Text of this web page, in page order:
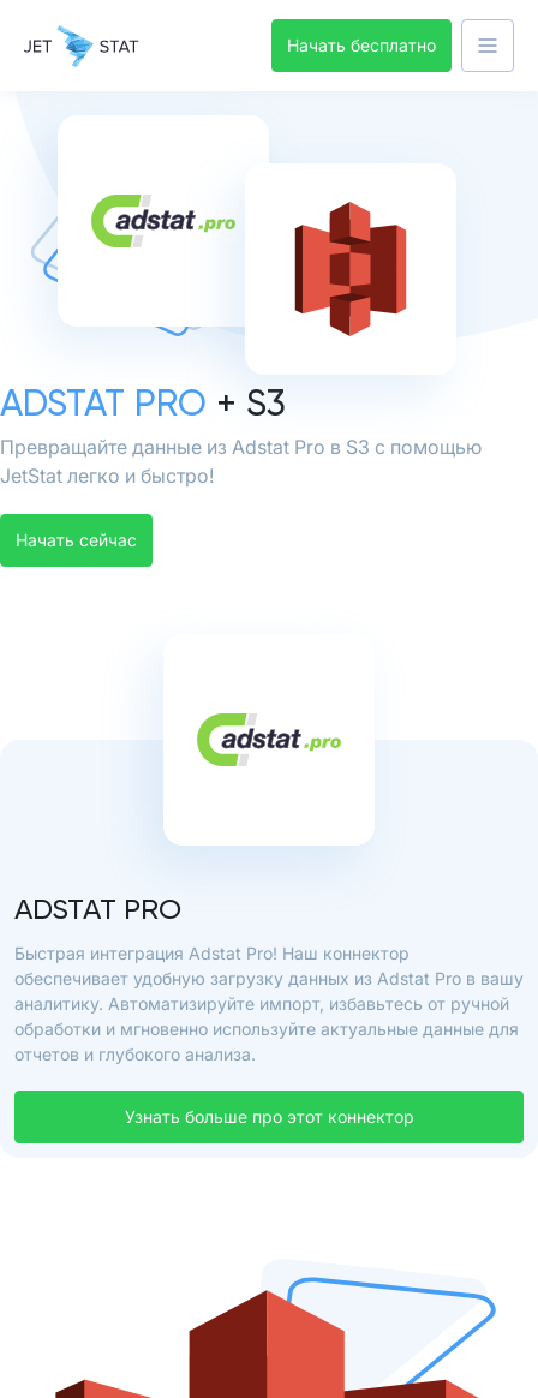
Начать бесплатно
ADSTAT PRO + S3
Превращайте данные из Adstat Pro в S3 с помощью
JetStat легко и быстро!
Начать сейчас
ADSTAT PRO
Быстрая интеграция Adstat Pro! Наш коннектор
обеспечивает удобную загрузку данных из Adstat Pro в вашу
аналитику. Автоматизируйте импорт, избавьтесь от ручной
обработки и мгновенно используйте актуальные данные для
отчетов и глубокого анализа.
Узнать больше про этот коннектор